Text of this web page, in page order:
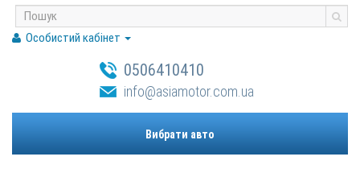
Особистий кабінет
0506410410
info@asiamotor.com.ua
Вибрати авто